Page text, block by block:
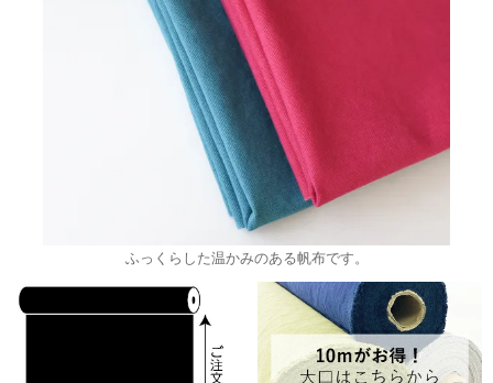
ふっくらした温かみのある帆布です。